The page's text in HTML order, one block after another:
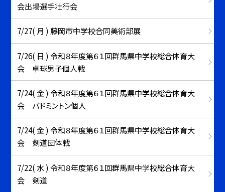
会出場選手壮行会
7/27( 月 ) 藤岡市中学校合同美術部展
7/26( 日 ) 令和８年度第６１回群馬県中学校総合体育大
会 卓球男子個人戦
7/24( 金 ) 令和８年度第６１回群馬県中学校総合体育大
会 バドミントン個人
7/24( 金 ) 令和８年度第６１回群馬県中学校総合体育大
会 剣道団体戦
7/22( 水 ) 令和８年度第６１回群馬県中学校総合体育大
会 剣道